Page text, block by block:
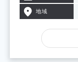
地域